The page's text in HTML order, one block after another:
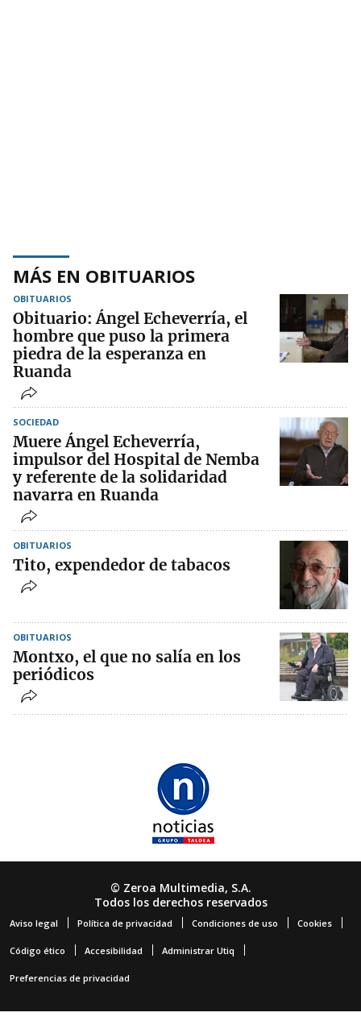
MÁS EN OBITUARIOS
OBITUARIOS
Obituario: Ángel Echeverría, el
hombre que puso la primera
piedra de la esperanza en
Ruanda
SOCIEDAD
Muere Ángel Echeverría,
impulsor del Hospital de Nemba
y referente de la solidaridad
navarra en Ruanda
OBITUARIOS
Tito, expendedor de tabacos
OBITUARIOS
Montxo, el que no salía en los
periódicos
© Zeroa Multimedia, S.A.
Todos los derechos reservados
Aviso legal Política de privacidad Condiciones de uso Cookies
Código ético Accesibilidad Administrar Utiq
Preferencias de privacidad